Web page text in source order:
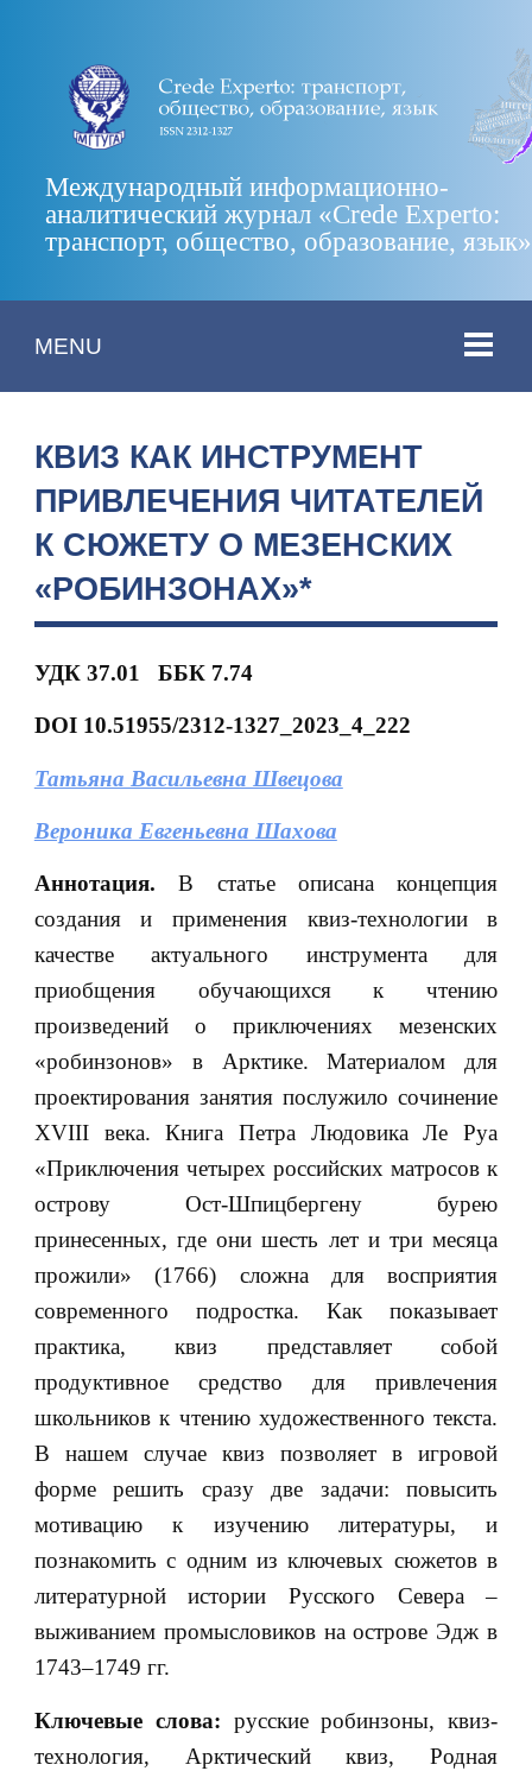
Международный информационно-
аналитический журнал «Crede Experto:
транспорт, общество, образование, язык»
MENU
КВИЗ КАК ИНСТРУМЕНТ
ПРИВЛЕЧЕНИЯ ЧИТАТЕЛЕЙ
К СЮЖЕТУ О МЕЗЕНСКИХ
«РОБИНЗОНАХ»*
УДК 37.01 ББК 7.74
DOI 10.51955/2312-1327_2023_4_222
Татьяна Васильевна Швецова
Вероника Евгеньевна Шахова
Аннотация.В статье описана концепция
создания и применения квиз-технологии в
качестве актуального инструмента для
приобщения обучающихся к чтению
произведений о приключениях мезенских
«робинзонов» в Арктике. Материалом для
проектирования занятия послужило сочинение
XVIII века. Книга Петра Людовика Ле Руа
«Приключения четырех российских матросов к
острову Ост-Шпицбергену бурею
принесенных, где они шесть лет и три месяца
прожили» (1766) сложна для восприятия
современного подростка. Как показывает
практика, квиз представляет собой
продуктивное средство для привлечения
школьников к чтению художественного текста.
В нашем случае квиз позволяет в игровой
форме решить сразу две задачи: повысить
мотивацию к изучению литературы, и
познакомить с одним из ключевых сюжетов в
литературной истории Русского Севера –
выживанием промысловиков на острове Эдж в
1743–1749 гг.
Ключевые слова: русские робинзоны, квиз-
технология, Арктический квиз, Родная